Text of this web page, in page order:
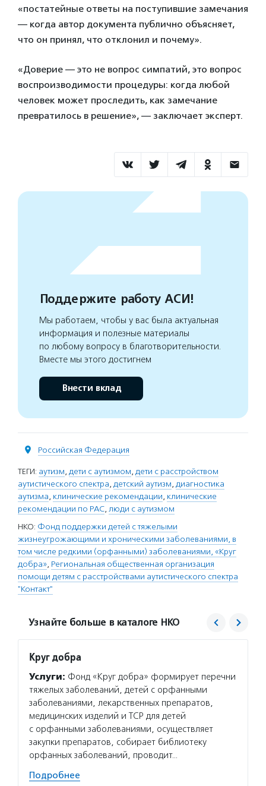
«постатейные ответы на поступившие замечания
— когда автор документа публично объясняет,
что он принял, что отклонил и почему».
«Доверие — это не вопрос симпатий, это вопрос
воспроизводимости процедуры: когда любой
человек может проследить, как замечание
превратилось в решение», — заключает эксперт.
Поддержите работу АСИ!
Мы работаем, чтобы у вас была актуальная
информация и полезные материалы
по любому вопросу в благотворительности.
Вместе мы этого достигнем
Внести вклад
Российская Федерация
ТЕГИ: аутизм, дети с аутизмом, дети с расстройством
аутистического спектра, детский аутизм, диагностика
аутизма, клинические рекомендации, клинические
рекомендации по РАС, люди с аутизмом
НКО: Фонд поддержки детей с тяжелыми
жизнеугрожающими и хроническими заболеваниями, в
том числе редкими (орфанными) заболеваниями, «Круг
добра», Региональная общественная организация
помощи детям с расстройствами аутистического спектра
"Контакт"
Узнайте больше в каталоге НКО
Круг добра
Услуги: Фонд «Круг добра» формирует перечни
тяжелых заболеваний, детей с орфанными
заболеваниями, лекарственных препаратов,
медицинских изделий и ТСР для детей
с орфанными заболеваниями, осуществляет
закупки препаратов, собирает библиотеку
орфанных заболеваний, проводит…
Подробнее